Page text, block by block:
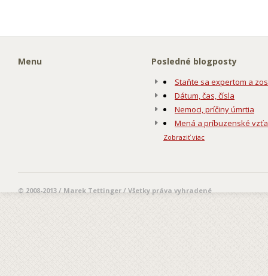
Menu Posledné blogposty
Staňte sa expertom a
Dátum, čas, čísla
Nemoci, príčiny úmrtia
Mená a príbuzenské
Zobraziť viac
© 2008-2013 / Marek Tettinger / Všetky práva vyhradené